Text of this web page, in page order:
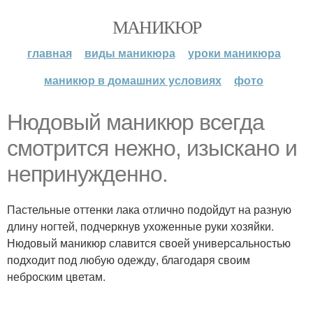
МАНИКЮР
главная виды маникюра
уроки маникюра
маникюр в домашних условиях
фото
Нюдовый маникюр всегда
смотрится нежно, изыскано и
непринужденно.
Пастельные оттенки лака отлично подойдут на разную
длину ногтей, подчеркнув ухоженные руки хозяйки.
Нюдовый маникюр славится своей универсальностью
подходит под любую одежду, благодаря своим
неброским цветам.